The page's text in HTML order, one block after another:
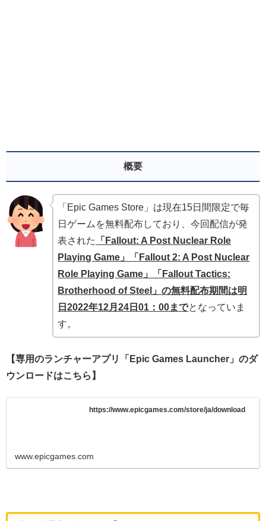
概要
「Epic Games Store」は現在15日間限定で毎
日ゲームを無料配布しており、今回配信が発
表された
「Fallout: A Post Nuclear Role
Playing Game」「Fallout 2: A Post Nuclear
Role Playing Game」「Fallout Tactics:
Brotherhood of Steel」の無料配布期間は明
日2022年12月24日01：00までとなっていま
す。
【専用のランチャーアプリ「Epic Games Launcher」のダ
ウンロードはこちら】
https://www.epicgames.com/store/ja/download
www.epicgames.com